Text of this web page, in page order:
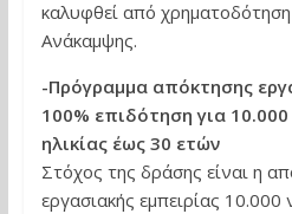
καλυφθεί από
Ανάκαμψης.
-Πρόγραμμα απόκτησης
100% επιδότηση για
ηλικίας έως 30 ετών
Στόχος της δράσης είναι η
εργασιακής εμπειρίας